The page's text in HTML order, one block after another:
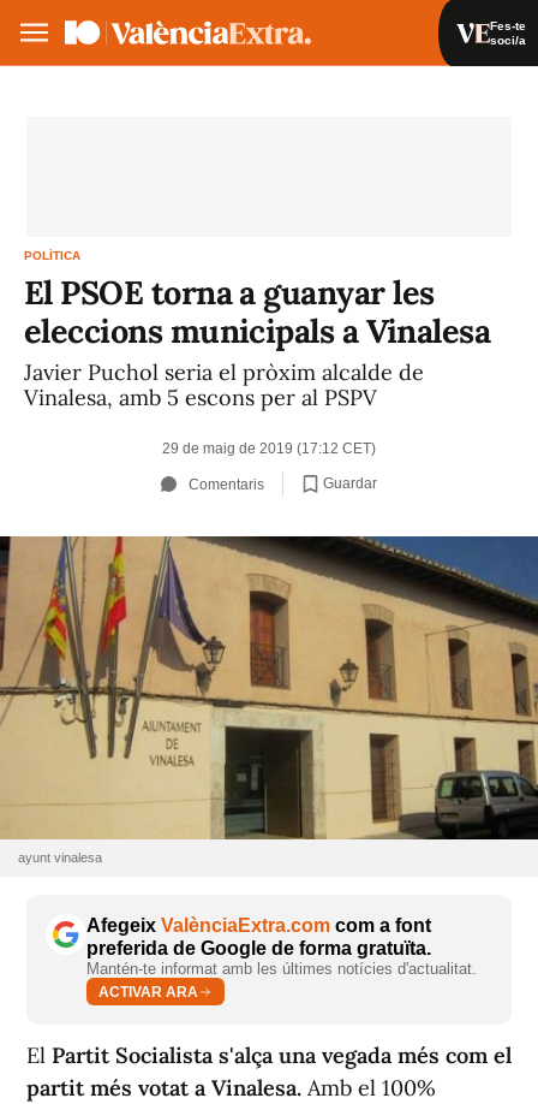
Fes-te
soci/a
POLÍTICA
El PSOE torna a guanyar les
eleccions municipals a Vinalesa
Javier Puchol seria el pròxim alcalde de
Vinalesa, amb 5 escons per al PSPV
29 de maig de 2019 (17:12 CET)
Comentaris Guardar
ayunt vinalesa
Afegeix ValènciaExtra.com com a font
preferida de Google de forma gratuïta.
Mantén-te informat amb les últimes notícies d'actualitat.
ACTIVAR ARA
El Partit Socialista s'alça una vegada més com el
partit més votat a Vinalesa. Amb el 100%